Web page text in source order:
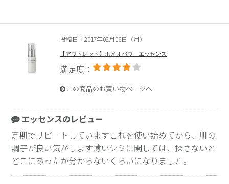
投稿日：2017年02月06日（月）
【アウトレット】ホメオバウ エッセンス
満足度：
この商品のお買い物ページへ
エッセンスのレビュー
定期でリピートしていますこれを使い始めてから、肌の
調子が良い気がします薄いシミに関しては、探さないと
どこにあったか分からないくらいになりました。